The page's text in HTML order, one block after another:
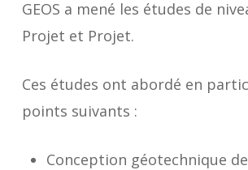
GEOS a mené les études de
Projet et Projet.
Ces études ont abordé en
points suivants :
Conception géotechnique